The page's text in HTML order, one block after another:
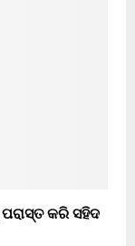
କରି ସହିଦ